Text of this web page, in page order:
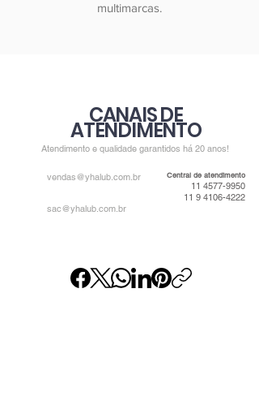
multimarcas.
CANAIS DE
ATENDIMENTO
Atendimento e qualidade garantidos há 20 anos!
vendas@yhalub.com.br
sac@yhalub.com.br
Central de atendimento
11 4577-9950
11 9 4106-4222